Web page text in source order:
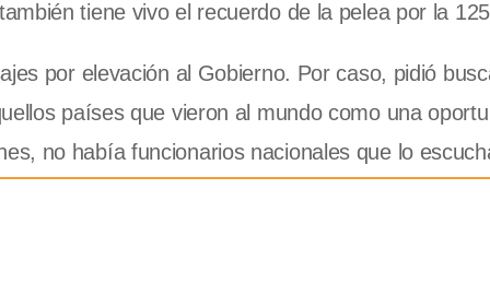
tiene vivo el recuerdo de la pelea por la
por elevación al Gobierno. Por caso, pidió
países que vieron al mundo como una
no había funcionarios nacionales que lo